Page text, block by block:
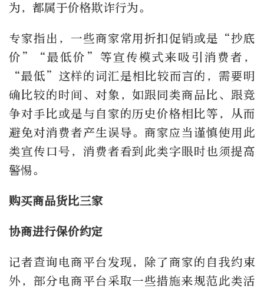
为，都属于价格欺诈行为。
专家指出，一些商家常用折扣促销或是“抄底
价”“最低价”等宣传模式来吸引消费者，
“最低”这样的词汇是相比较而言的，需要明
确比较的时间、对象，如跟同类商品比、跟竞
争对手比或是与自家的历史价格相比等，从而
避免对消费者产生误导。商家应当谨慎使用此
类宣传口号，消费者看到此类字眼时也须提高
警惕。
购买商品货比三家
协商进行保价约定
记者查询电商平台发现，除了商家的自我约束
外，部分电商平台采取一些措施来规范此类活